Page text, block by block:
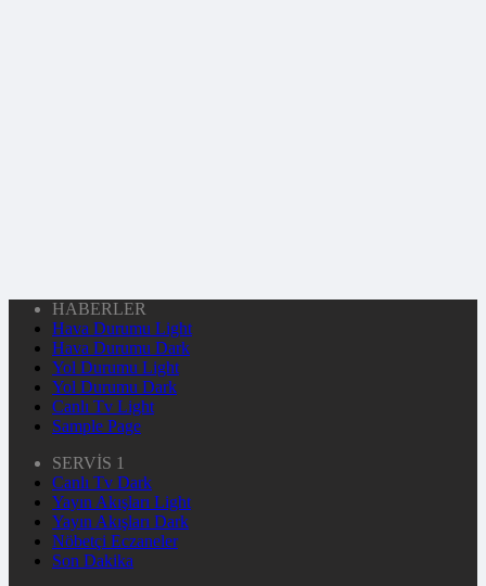
HABERLER
Hava Durumu Light
Hava Durumu Dark
Yol Durumu Light
Yol Durumu Dark
Canlı Tv Light
Sample Page
SERVİS 1
Canlı Tv Dark
Yayın Akışları Light
Yayın Akışları Dark
Nöbetçi Eczaneler
Son Dakika